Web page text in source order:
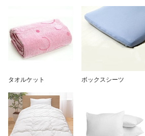
タオルケット ボックスシーツ